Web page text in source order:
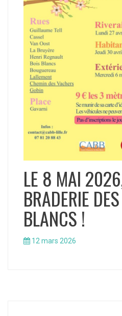
LE 8 MAI
BRADERIE
BLANCS !
12 mars 2026